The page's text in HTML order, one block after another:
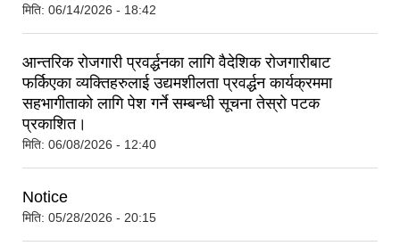
मिति: 06/14/2026 - 18:42
आन्तरिक रोजगारी प्रवर्द्धनका लागि वैदेशिक रोजगारीबाट
फर्किएका व्यक्तिहरुलाई उद्यमशीलता प्रवर्द्धन कार्यक्रममा
सहभागीताको लागि पेश गर्ने सम्बन्धी सूचना तेस्रो पटक
प्रकाशित।
मिति: 06/08/2026 - 12:40
Notice
मिति: 05/28/2026 - 20:15